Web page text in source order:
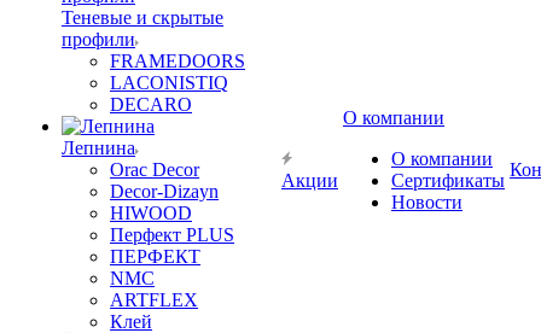
Теневые и скрытые
профили
FRAMEDOORS
LACONISTIQ
DECARO
Лепнина
Orac Decor
Decor-Dizayn
HIWOOD
Перфект PLUS
ПЕРФЕКТ
NMC
ARTFLEX
Клей
Акции
О компании
О компании
Сертификаты
Новости